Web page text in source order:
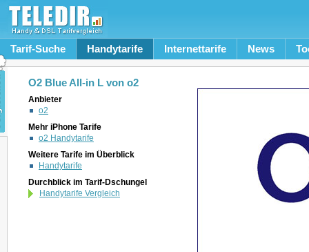
Tarif-Suche Handytarife Internettarife News
O2 Blue All-in L von o2
Anbieter
o2
Mehr iPhone Tarife
o2 Handytarife
Weitere Tarife im Überblick
Handytarife
Durchblick im Tarif-Dschungel
Handytarife Vergleich